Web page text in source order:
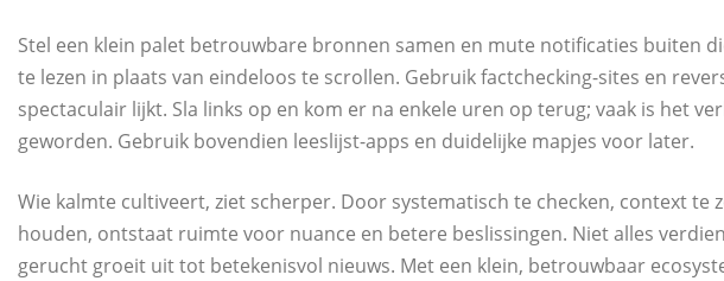
Stel een klein palet betrouwbare bronnen samen en mute notificaties buiten
te lezen in plaats van eindeloos te scrollen. Gebruik factchecking-sites en
spectaculair lijkt. Sla links op en kom er na enkele uren op terug; vaak is het
geworden. Gebruik bovendien leeslijst-apps en duidelijke mapjes voor later.
Wie kalmte cultiveert, ziet scherper. Door systematisch te checken, context te
houden, ontstaat ruimte voor nuance en betere beslissingen. Niet alles
gerucht groeit uit tot betekenisvol nieuws. Met een klein, betrouwbaar